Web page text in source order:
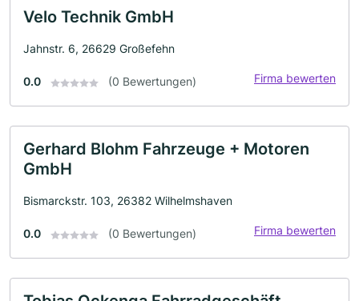
Velo Technik GmbH
Jahnstr. 6, 26629 Großefehn
0.0 (0 Bewertungen) Firma bewerten
Gerhard Blohm Fahrzeuge + Motoren
GmbH
Bismarckstr. 103, 26382 Wilhelmshaven
0.0 (0 Bewertungen) Firma bewerten